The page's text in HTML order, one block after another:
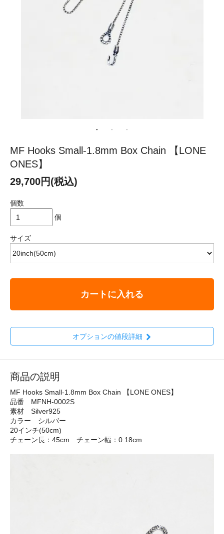
MF Hooks Small-1.8mm Box Chain 【LONE
ONES】
29,700円(税込)
個数
個
サイズ
カートに入れる
オプションの値段詳細
商品の説明
MF Hooks Small-1.8mm Box Chain 【LONE ONES】
品番 MFNH-0002S
素材 Silver925
カラー シルバー
20インチ(50cm)
チェーン長：45cm チェーン幅：0.18cm